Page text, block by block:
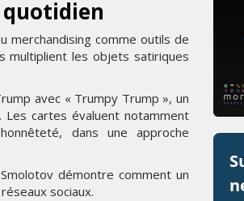
merchandising comme outils de
multiplient les objets satiriques
avec « Trumpy Trump », un
cartes évaluent notamment
dans une approche
démontre comment un
sociaux.